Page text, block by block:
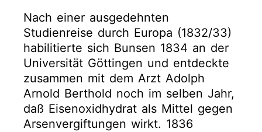
Nach einer ausgedehnten
Studienreise durch Europa (1832/33)
habilitierte sich Bunsen 1834 an der
Universität Göttingen und entdeckte
zusammen mit dem Arzt Adolph
Arnold Berthold noch im selben Jahr,
daß Eisenoxidhydrat als Mittel gegen
Arsenvergiftungen wirkt. 1836